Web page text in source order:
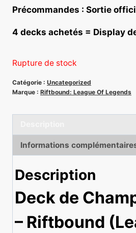
17,90 €.14,90 €.
Précommandes : Sortie
4 decks achetés = Display
Rupture de stock
Catégorie : Uncategorized
Marque : Riftbound: League Of Legends
Informations
Description
Deck de
– Riftbound